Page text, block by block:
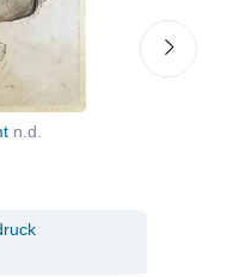
n.d.